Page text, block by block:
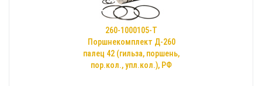
260-1000105-Т
Поршнекомплект Д-260
палец 42 (гильза, поршень,
пор.кол., упл.кол.), РФ